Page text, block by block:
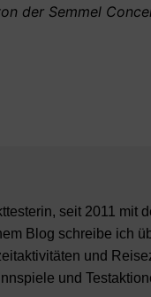
der Semmel
seit 2011 mit
Blog schreibe ich
und
und